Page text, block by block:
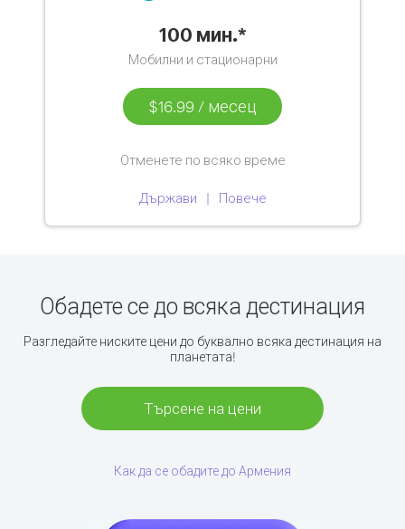
100 мин.*
Мобилни и стационарни
$16.99 / месец
Отменете по всяко време
Държави Повече
Обадете се до всяка дестинация
Разгледайте ниските цени до буквално всяка дестинация на
планетата!
Търсене на цени
Как да се обадите до Армения